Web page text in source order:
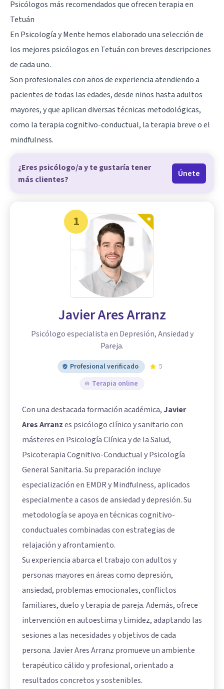
Psicólogos más recomendados que ofrecen terapia en
Tetuán
En Psicología y Mente hemos elaborado una selección de
los mejores psicólogos en Tetuán con breves descripciones
de cada uno.
Son profesionales con años de experiencia atendiendo a
pacientes de todas las edades, desde niños hasta adultos
mayores, y que aplican diversas técnicas metodológicas,
como la terapia cognitivo-conductual, la terapia breve o el
mindfulness.
¿Eres psicólogo/a y te gustaría tener
más clientes?
Únete
1
Javier Ares Arranz
Psicólogo especialista en Depresión, Ansiedad y
Pareja.
Profesional verificado
5
Terapia online
Con una destacada formación académica, Javier
Ares Arranzes psicólogo clínico y sanitario con
másteres en Psicología Clínica y de la Salud,
Psicoterapia Cognitivo-Conductual y Psicología
General Sanitaria. Su preparación incluye
especialización en EMDR y Mindfulness, aplicados
especialmente a casos de ansiedad y depresión. Su
metodología se apoya en técnicas cognitivo-
conductuales combinadas con estrategias de
relajación y afrontamiento.
Su experiencia abarca el trabajo con adultos y
personas mayores en áreas como depresión,
ansiedad, problemas emocionales, conflictos
familiares, duelo y terapia de pareja. Además, ofrece
intervención en autoestima y timidez, adaptando las
sesiones a las necesidades y objetivos de cada
persona. Javier Ares Arranz promueve un ambiente
terapéutico cálido y profesional, orientado a
resultados concretos y sostenibles.